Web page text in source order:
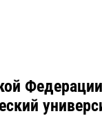
Федерации